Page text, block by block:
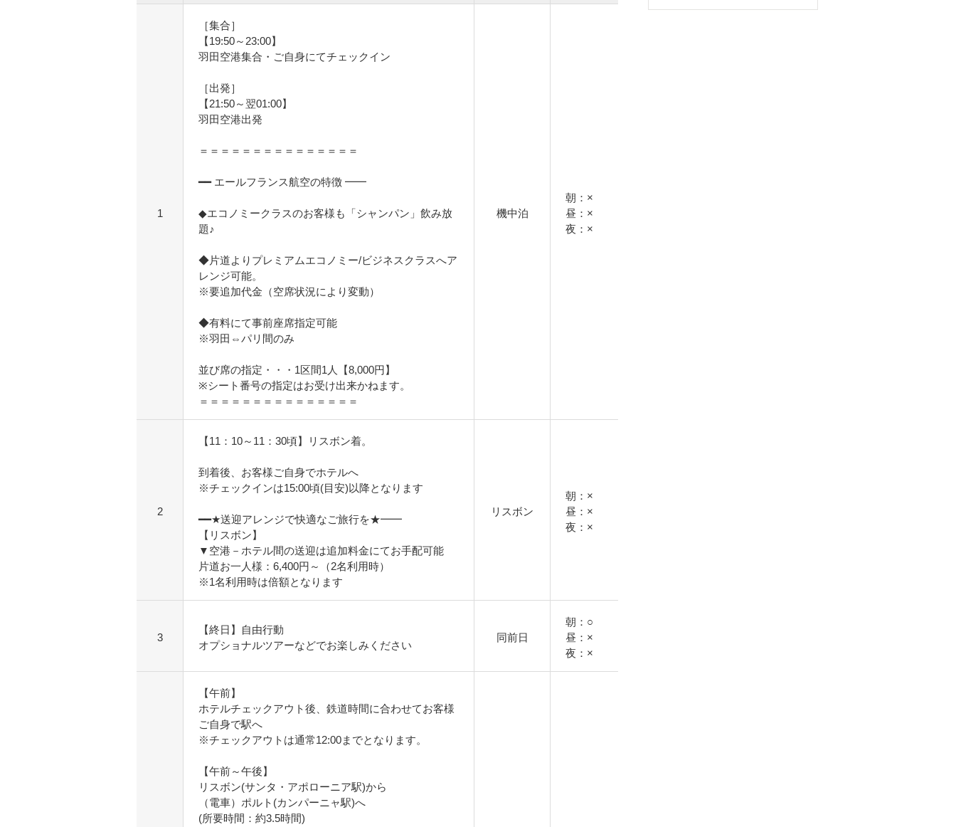
1
［集合］
【19:50～23:00】
羽田空港集合・ご自身にてチェックイン
［出発］
【21:50～翌01:00】
羽田空港出発
＝＝＝＝＝＝＝＝＝＝＝＝＝＝＝
━━ エールフランス航空の特徴 ━━
◆エコノミークラスのお客様も「シャンパン」飲み放
題♪
◆片道よりプレミアムエコノミー/ビジネスクラスへア
レンジ可能。
※要追加代金（空席状況により変動）
◆有料にて事前座席指定可能
※羽田⇔パリ間のみ
並び席の指定・・・1区間1人【8,000円】
※シート番号の指定はお受け出来かねます。
＝＝＝＝＝＝＝＝＝＝＝＝＝＝＝
機中泊
朝：×
昼：×
夜：×
2
【11：10～11：30頃】リスボン着。
到着後、お客様ご自身でホテルへ
※チェックインは15:00頃(目安)以降となります
━━★送迎アレンジで快適なご旅行を★━━
【リスボン】
▼空港－ホテル間の送迎は追加料金にてお手配可能
片道お一人様：6,400円～（2名利用時）
※1名利用時は倍額となります
リスボン
朝：×
昼：×
夜：×
3
【終日】自由行動
オプショナルツアーなどでお楽しみください
同前日
朝：○
昼：×
夜：×
【午前】
ホテルチェックアウト後、鉄道時間に合わせてお客様
ご自身で駅へ
※チェックアウトは通常12:00までとなります。
【午前～午後】
リスボン(サンタ・アポローニア駅)から
（電車）ポルト(カンパーニャ駅)へ
(所要時間：約3.5時間)